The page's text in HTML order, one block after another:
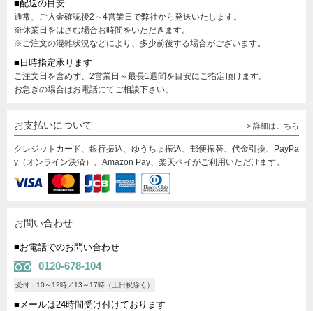
■配送の目安
通常、ご入金確認後2～4営業日で弊社から発送いたします。
※休業日をはさむ場合お時間をいただきます。
※ご注文の混雑状況などにより、多少前後する場合がございます。
■日時指定承ります
ご注文日を含めず、2営業日～最長1週間を目安にご指定頂けます。
お急ぎの場合はお電話にてご相談下さい。
お支払いについて > 詳細はこちら
クレジットカード、銀行振込、ゆうちょ振込、郵便振替、代金引換、PayPa
y（オンライン決済）、Amazon Pay、楽天ペイがご利用いただけます。
お問い合わせ
■お電話でのお問い合わせ
0120-678-104
受付：10～12時／13～17時（土日祝除く）
■メールは24時間受け付けております